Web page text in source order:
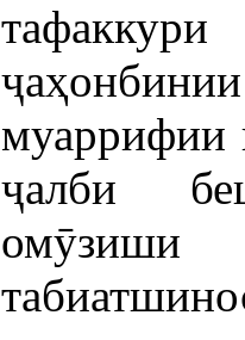
муаррифии
ҷалби